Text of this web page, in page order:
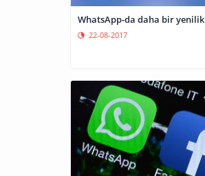
WhatsApp-da daha bir yenilik
22-08-2017